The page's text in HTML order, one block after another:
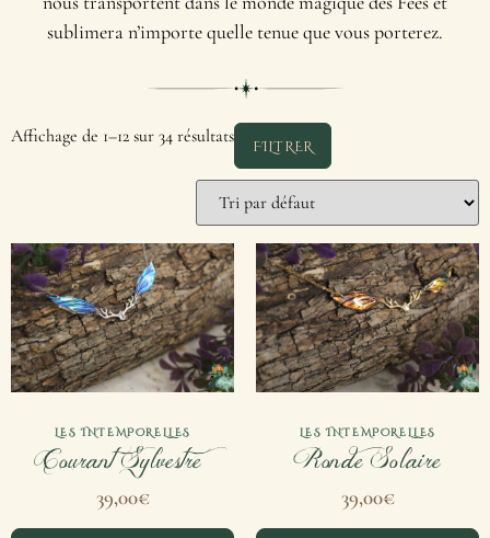
sublimera n’importe quelle tenue que vous porterez.
FILTRER
Affichage de 1–12 sur 34 résultats
LES INTEMPORELLES
Courant Sylvestre
39,00€
LES INTEMPORELLES
Ronde Solaire
39,00€